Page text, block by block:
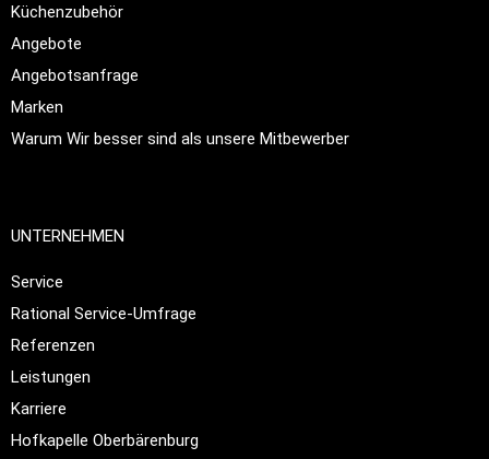
Küchenzubehör
Angebote
Angebotsanfrage
Marken
Warum Wir besser sind als unsere Mitbewerber
UNTERNEHMEN
Service
Rational Service-Umfrage
Referenzen
Leistungen
Karriere
Hofkapelle Oberbärenburg